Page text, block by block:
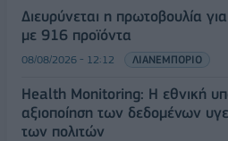
Διευρύνεται η πρωτοβουλία
με 916 προϊόντα
08/08/2026 - 12:12 ΛΙΑΝΕΜΠΟΡΙΟ
Health Monitoring: Η εθνική
αξιοποίηση των δεδομένων
των πολιτών